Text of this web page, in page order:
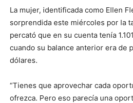
La mujer, identificada como Ellen
sorprendida este miércoles por la
percató que en su cuenta tenía
cuando su balance anterior era de
dólares.
“Tienes que aprovechar cada
ofrezca. Pero eso parecía una